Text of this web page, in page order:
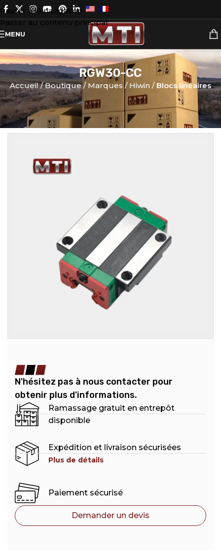
Passer à la navigation
Passer au contenu principal
MENU
RGW30-CC
Accueil Boutique Marques Hiwin Blocs linéaires
N'hésitez pas à nous contacter pour
obtenir plus d'informations.
Ramassage gratuit en entrepôt
disponible
Expédition et livraison sécurisées
Plus de détails
Paiement sécurisé
Demander un devis